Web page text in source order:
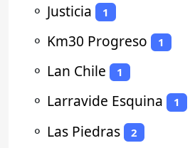
⚬ Justicia 1
⚬ Km30 Progreso 1
⚬ Lan Chile 1
⚬ Larravide Esquina 1
⚬ Las Piedras 2